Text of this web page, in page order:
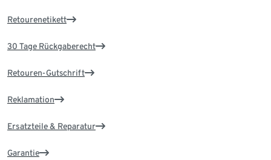
Retourenetikett
30 Tage Rückgaberecht
Retouren-Gutschrift
Reklamation
Ersatzteile & Reparatur
Garantie